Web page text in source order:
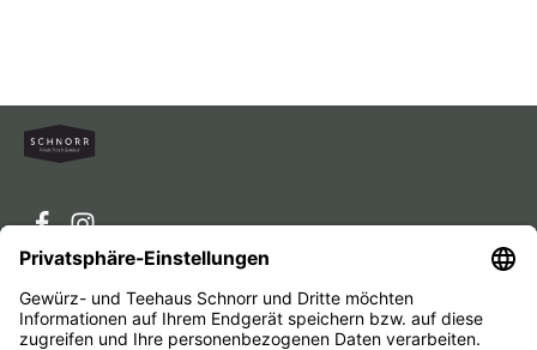
Service-Hotline